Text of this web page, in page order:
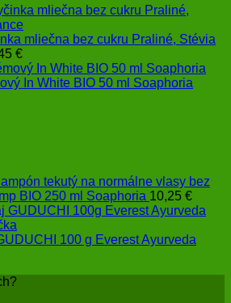
mliečna bez cukru Praliné, Stévia
€
In White BIO 50 ml Soaphoria
tekutý na normálne vlasy bez
BIO 250 ml Soaphoria 10,25 €
100 g Everest Ayurveda